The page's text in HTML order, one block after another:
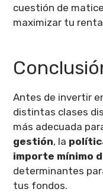
cuestión de
maximizar tu
Antes de invertir
distintas clases
más adecuada
gestión, la
importe mínimo
determinantes
tus fondos.